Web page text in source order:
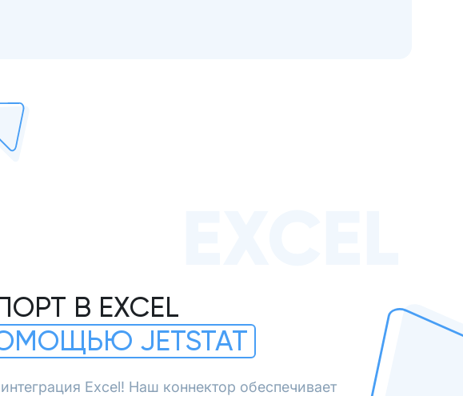
В EXCEL
JETSTAT
Excel! Наш коннектор обеспечивает